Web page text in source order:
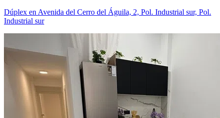
Dúplex en Avenida del Cerro del Águila, 2, Pol. Industrial sur, Pol.
Industrial sur